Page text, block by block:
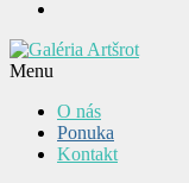
Menu
O nás
Ponuka
Kontakt